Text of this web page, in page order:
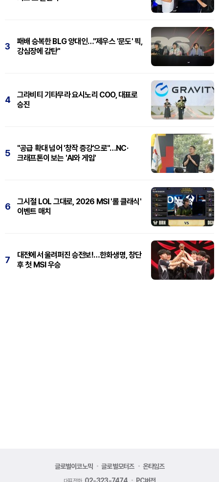
3
패배 승복한 BLG 양대인…"제우스 '문도' 픽,
강심장에 감탄"
4
그라비티 기타무라 요시노리 COO, 대표로
승진
5
"공급 확대 넘어 '창작 증강'으로"…NC·
크래프톤이 보는 'AI와 게임'
6
그시절 LOL 그대로, 2026 MSI '롤 클래식'
이벤트 매치
7
대전에서 울려퍼진 승전보!…한화생명, 창단
후 첫 MSI 우승
글로벌이코노믹 글로벌모터즈 온타임즈